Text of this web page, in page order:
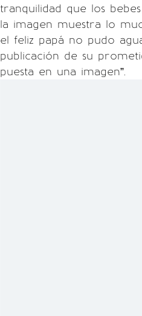
tranquilidad que los
la imagen muestra lo
el feliz papá no pudo
publicación de su
puesta en una imagen”.